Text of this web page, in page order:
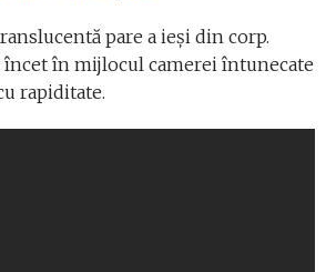
pare a ieși din corp.
încet în mijlocul camerei întunecate
rapiditate.